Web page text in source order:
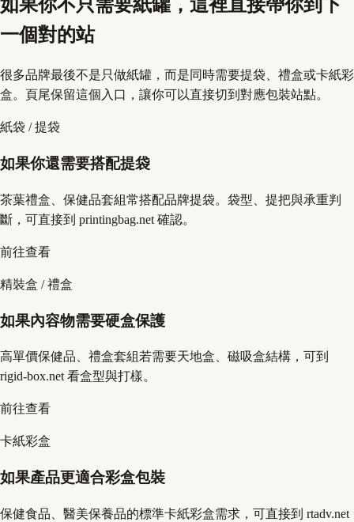
如果你不只需要紙罐，這裡直接帶你到下
一個對的站
很多品牌最後不是只做紙罐，而是同時需要提袋、禮盒或卡紙彩
盒。頁尾保留這個入口，讓你可以直接切到對應包裝站點。
紙袋 / 提袋
如果你還需要搭配提袋
茶葉禮盒、保健品套組常搭配品牌提袋。袋型、提把與承重判
斷，可直接到 printingbag.net 確認。
前往查看
精裝盒 / 禮盒
如果內容物需要硬盒保護
高單價保健品、禮盒套組若需要天地盒、磁吸盒結構，可到
rigid-box.net 看盒型與打樣。
前往查看
卡紙彩盒
如果產品更適合彩盒包裝
保健食品、醫美保養品的標準卡紙彩盒需求，可直接到 rtadv.net